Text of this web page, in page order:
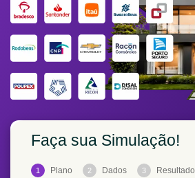
Faça sua Simulação!
1 Plano 2 Dados 3 Resultado